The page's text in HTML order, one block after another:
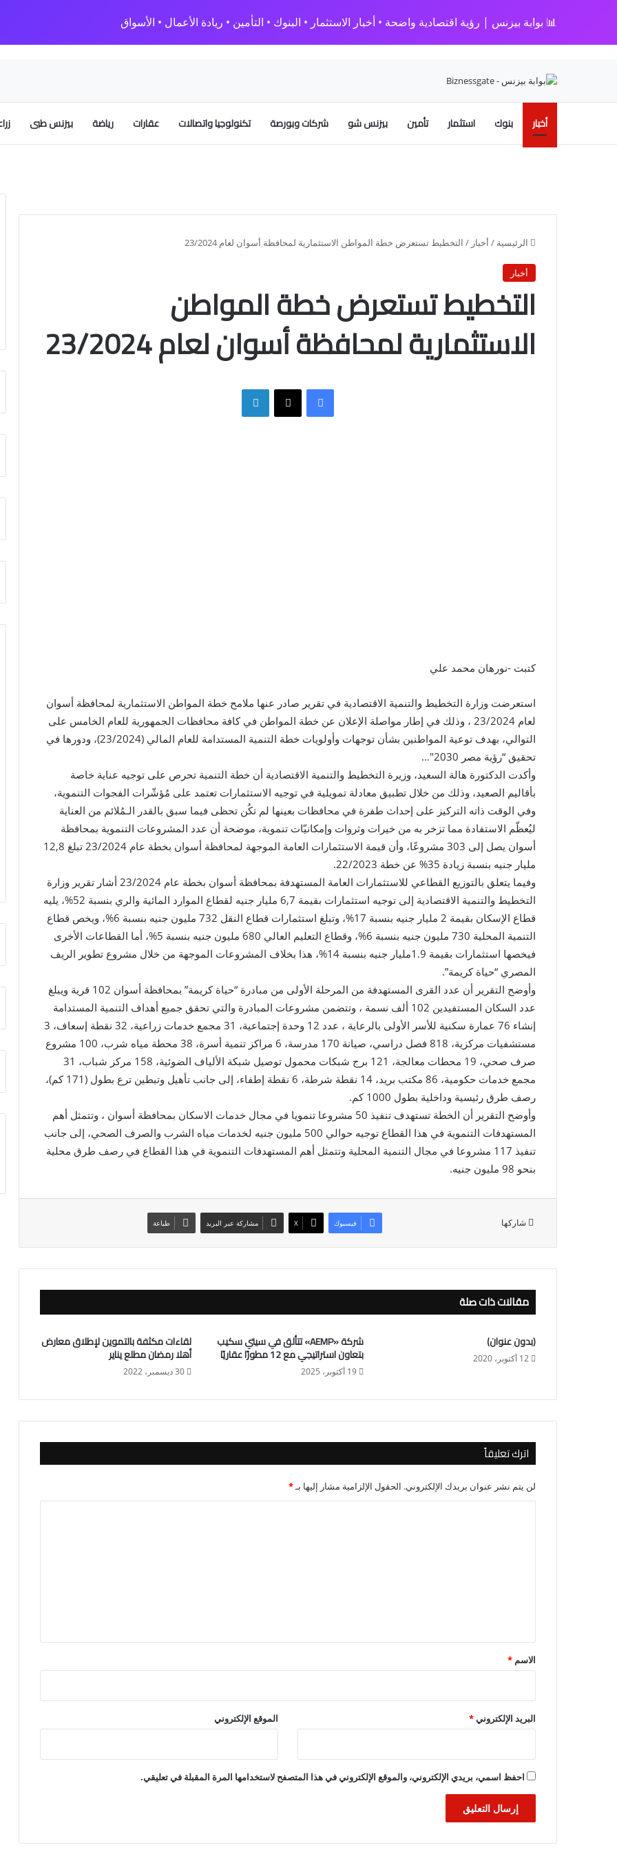
📊 بوابة بيزنس | رؤية اقتصادية واضحة • أخبار الاستثمار • البنوك • التأمين • ريادة الأعمال • الأسواق
أخبار بنوك استثمار تأمين بيزنس شو شركات وبورصة تكنولوجيا واتصالات عقارات رياضة بيزنس طبى
الرئيسية / أخبار / التخطيط تستعرض خطة المواطن الاستثمارية لمحافظة أسوان لعام 23/2024
أخبار
التخطيط تستعرض خطة المواطن
الاستثمارية لمحافظة أسوان لعام 23/2024
فيسبوك X
كتبت -نورهان محمد علي
استعرضت وزارة التخطيط والتنمية الاقتصادية في تقرير صادر عنها ملامح خطة المواطن الاستثمارية لمحافظة أسوان
لعام 23/2024 ، وذلك في إطار مواصلة الإعلان عن خطة المواطن في كافة محافظات الجمهورية للعام الخامس على
التوالي، بهدف توعية المواطنين بشأن توجهات وأولويات خطة التنمية المستدامة للعام المالي (23/2024)، ودورها في
تحقيق “رؤية مصر 2030″…
وأكدت الدكتورة هالة السعيد، وزيرة التخطيط والتنمية الاقتصادية أن خطة التنمية تحرص على توجيه عناية خاصة
بأقاليم الصعيد، وذلك من خلال تطبيق معادلة تمويلية في توجيه الاستثمارات تعتمد على مُؤشّرات الفجوات التنموية،
وفي الوقت ذاته التركيز على إحداث طفرة في محافظات بعينها لم تكُن تحظى فيما سبق بالقدر الـمُلائم من العناية
ليُعظّم الاستفادة مما تزخر به من خيرات وثروات وإمكانيّات تنموية، موضحة أن عدد المشروعات التنموية بمحافظة
أسوان يصل إلى 303 مشروعًا، وأن قيمة الاستثمارات العامة الموجهة لمحافظة أسوان بخطة عام 23/2024 تبلغ 12,8
مليار جنيه بنسبة زيادة 35% عن خطة 22/2023.
وفيما يتعلق بالتوزيع القطاعي للاستثمارات العامة المستهدفة بمحافظة أسوان بخطة عام 23/2024 أشار تقرير وزارة
التخطيط والتنمية الاقتصادية إلى توجيه استثمارات بقيمة 6,7 مليار جنيه لقطاع الموارد المائية والري بنسبة 52%، يليه
قطاع الإسكان بقيمة 2 مليار جنيه بنسبة 17%، وتبلغ استثمارات قطاع النقل 732 مليون جنيه بنسبة 6%، ويخص قطاع
التنمية المحلية 730 مليون جنيه بنسبة 6%، وقطاع التعليم العالي 680 مليون جنيه بنسبة 5%، أما القطاعات الأخرى
فيخصها استثمارات بقيمة 1.9مليار جنيه بنسبة 14%، هذا بخلاف المشروعات الموجهة من خلال مشروع تطوير الريف
المصري “حياة كريمة”.
وأوضح التقرير أن عدد القرى المستهدفة من المرحلة الأولى من مبادرة “حياة كريمة” بمحافظة أسوان 102 قرية ويبلغ
عدد السكان المستفيدين 102 ألف نسمة ، وتتضمن مشروعات المبادرة والتي تحقق جميع أهداف التنمية المستدامة
إنشاء 76 عمارة سكنية للأسر الأولى بالرعاية ، عدد 12 وحدة إجتماعية، 31 مجمع خدمات زراعية، 32 نقطة إسعاف، 3
مستشفيات مركزية، 818 فصل دراسي، صيانة 170 مدرسة، 6 مراكز تنمية أسرة، 38 محطة مياه شرب، 100 مشروع
صرف صحي، 19 محطات معالجة، 121 برج شبكات محمول توصيل شبكة الألياف الضوئية، 158 مركز شباب، 31
مجمع خدمات حكومية، 86 مكتب بريد، 14 نقطة شرطة، 6 نقطة إطفاء، إلى جانب تأهيل وتبطين ترع بطول (171 كم)،
رصف طرق رئيسية وداخلية بطول 1000 كم.
وأوضح التقرير أن الخطة تستهدف تنفيذ 50 مشروعا تنمويا في مجال خدمات الاسكان بمحافظة أسوان ، وتتمثل أهم
المستهدفات التنموية في هذا القطاع توجيه حوالي 500 مليون جنيه لخدمات مياه الشرب والصرف الصحي، إلى جانب
تنفيذ 117 مشروعا في مجال التنمية المحلية وتتمثل أهم المستهدفات التنموية في هذا القطاع في رصف طرق محلية
بنحو 98 مليون جنيه.
شاركها فيسبوك X مشاركة عبر البريد طباعة
مقالات ذات صلة
(بدون عنوان)
12 أكتوبر، 2020
شركة «AEMP» تتألق في سيتي سكيب
بتعاون استراتيجي مع 12 مطورًا عقاريًا
19 أكتوبر، 2025
لقاءات مكثفة بالتموين لإطلاق معارض
أهلا رمضان مطلع يناير
30 ديسمبر، 2022
اترك تعليقاً
لن يتم نشر عنوان بريدك الإلكتروني. الحقول الإلزامية مشار إليها بـ*
*
الاسم *
البريد الإلكتروني* الموقع الإلكتروني
احفظ اسمي، بريدي الإلكتروني، والموقع الإلكتروني في هذا المتصفح لاستخدامها المرة المقبلة في تعليقي.